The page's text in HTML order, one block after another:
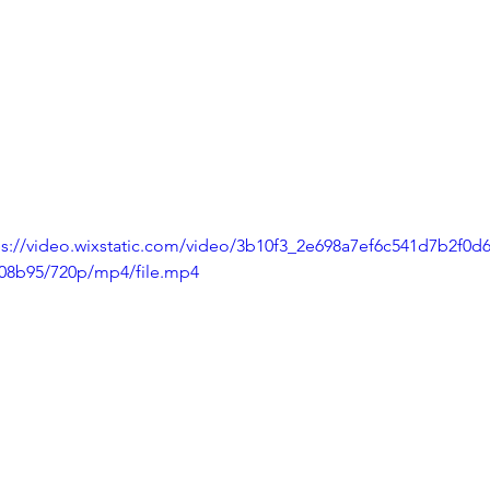
video.wixstatic.com/video/
720p/mp4/file.mp4